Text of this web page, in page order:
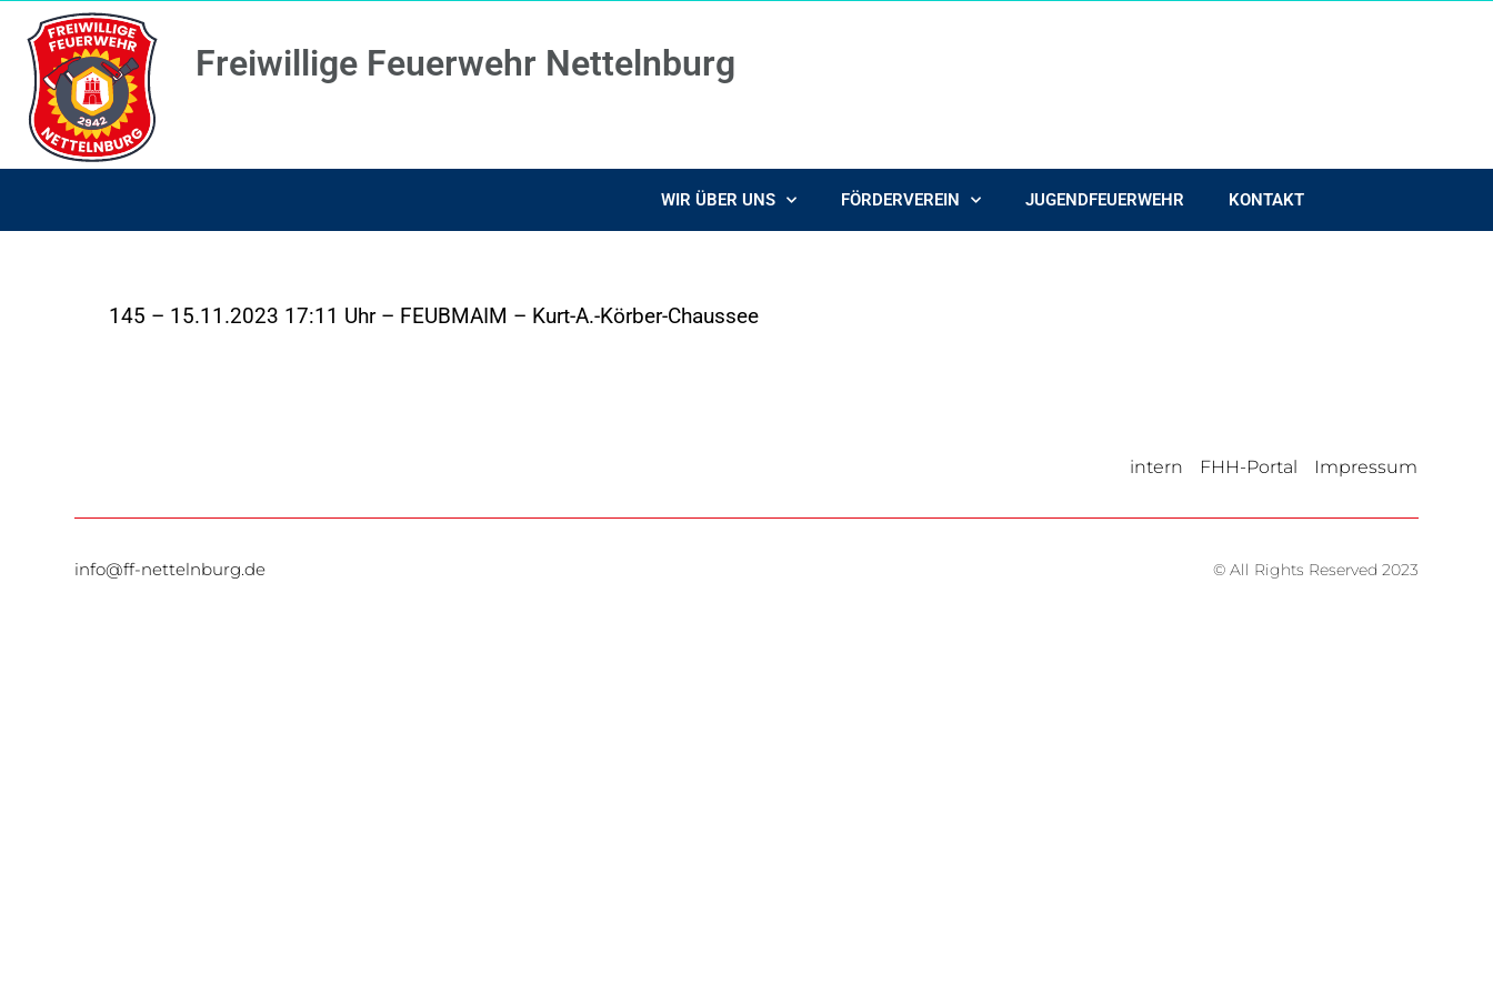
Freiwillige Feuerwehr Nettelnburg
WIR ÜBER UNS FÖRDERVEREIN JUGENDFEUERWEHR KONTAKT
145 – 15.11.2023 17:11 Uhr – FEUBMAIM – Kurt-A.-Körber-Chaussee
intern FHH-Portal Impressum
info@ff-nettelnburg.de © All Rights Reserved 2023